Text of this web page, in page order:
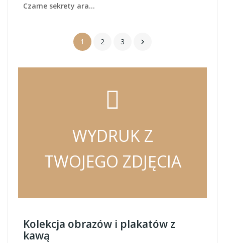
Czarne sekrety arabiki - JN215
1 2 3 
WYDRUK Z
TWOJEGO ZDJĘCIA
Kolekcja obrazów i plakatów z
kawą